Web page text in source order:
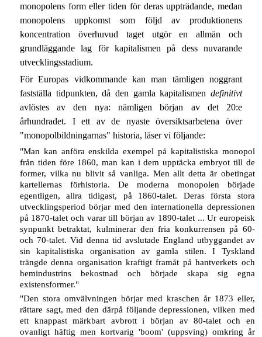
monopolens form eller tiden för deras uppträdande, medan
monopolens uppkomst som följd av produktionens
koncentration överhuvud taget utgör en allmän och
grundläggande lag för kapitalismen på dess nuvarande
utvecklingsstadium.
För Europas vidkommande kan man tämligen noggrant
fastställa tidpunkten, då den gamla kapitalismendefinitivt
avlöstes av den nya: nämligen början av det 20:e
århundradet. I ett av de nyaste översiktsarbetena över
"monopolbildningarnas" historia, läser vi följande:
"Man kan anföra enskilda exempel på kapitalistiska monopol
från tiden före 1860, man kan i dem upptäcka embryot till de
former, vilka nu blivit så vanliga. Men allt detta är obetingat
kartellernas förhistoria. De moderna monopolen började
egentligen, allra tidigast, på 1860-talet. Deras första stora
utvecklingsperiod börjar med den internationella depressionen
på 1870-talet och varar till början av 1890-talet ... Ur europeisk
synpunkt betraktat, kulminerar den fria konkurrensen på 60-
och 70-talet. Vid denna tid avslutade England utbyggandet av
sin kapitalistiska organisation av gamla stilen. I Tyskland
trängde denna organisation kraftigt framåt på hantverkets och
hemindustrins bekostnad och började skapa sig egna
existensformer."
"Den stora omvälvningen börjar med kraschen år 1873 eller,
rättare sagt, med den därpå följande depressionen, vilken med
ett knappast märkbart avbrott i början av 80-talet och en
ovanligt häftig men kortvarig 'boom' (uppsving) omkring år